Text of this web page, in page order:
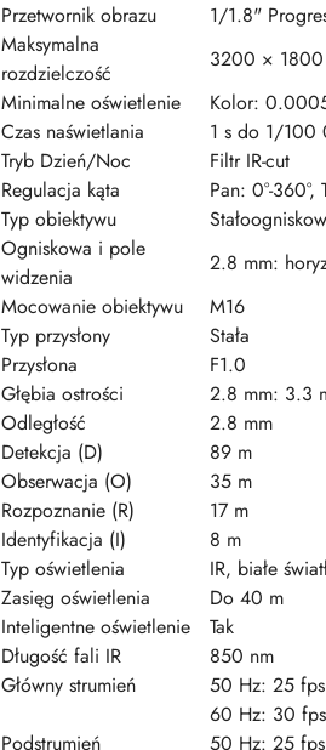
Przetwornik obrazu
1/1.8"
Maksymalna
rozdzielczość
3200 × 1800
Minimalne oświetlenie
Kolor:
Czas naświetlania
1 s do 1/100
Tryb Dzień/Noc
Filtr IR-cut
Regulacja kąta
Pan: 0°-360°,
Typ obiektywu
Ogniskowa i pole
widzenia
2.8 mm:
Mocowanie obiektywu
M16
Typ przysłony
Stała
Przysłona
F1.0
Głębia ostrości
2.8 mm: 3.3
Odległość
2.8 mm
Detekcja (D)
89 m
Obserwacja (O)
35 m
Rozpoznanie (R)
17 m
Identyfikacja (I)
8 m
Typ oświetlenia
IR, białe
Zasięg oświetlenia
Do 40 m
Inteligentne oświetlenie
Tak
Długość fali IR
850 nm
Główny strumień
50 Hz: 25
60 Hz: 30
Podstrumień
50 Hz: 25